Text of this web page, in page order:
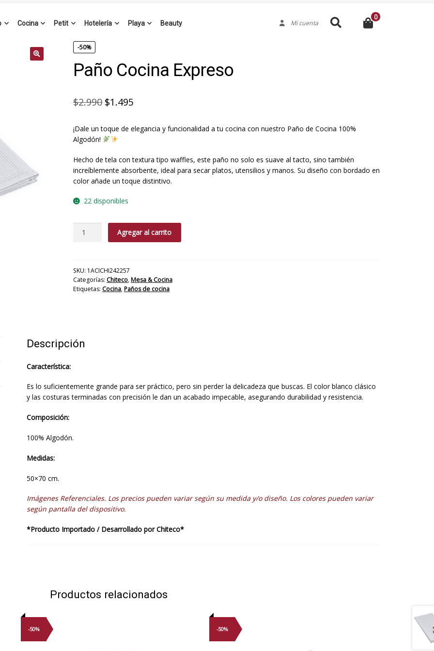
Cocina Petit Hotelería Playa Beauty Mi cuenta Buscar 0
-50%
Paño Cocina Expreso
$2.990 El
original
$2.990.
$1.495El
actual
$1.495.
¡Dale un toque de elegancia y funcionalidad a tu cocina con nuestro Paño de Cocina 100%
Algodón!
Hecho de tela con textura tipo waffles, este paño no solo es suave al tacto, sino también
increíblemente absorbente, ideal para secar platos, utensilios y manos. Su diseño con bordado en
color añade un toque distintivo.
22 disponibles
Agregar al carrito
SKU: 1ACICHI242257
Categorías: Chiteco,Mesa & Cocina
Etiquetas: Cocina,Paños de cocina
Descripción
Característica:
Es lo suficientemente grande para ser práctico, pero sin perder la delicadeza que buscas. El color blanco clásico
y las costuras terminadas con precisión le dan un acabado impecable, asegurando durabilidad y resistencia.
Composición:
100% Algodón.
Medidas:
50×70 cm.
Imágenes Referenciales. Los precios pueden variar según su medida y/o diseño. Los colores pueden variar
según pantalla del dispositivo.
*Producto Importado / Desarrollado por Chiteco*
Productos relacionados
-50% -50%